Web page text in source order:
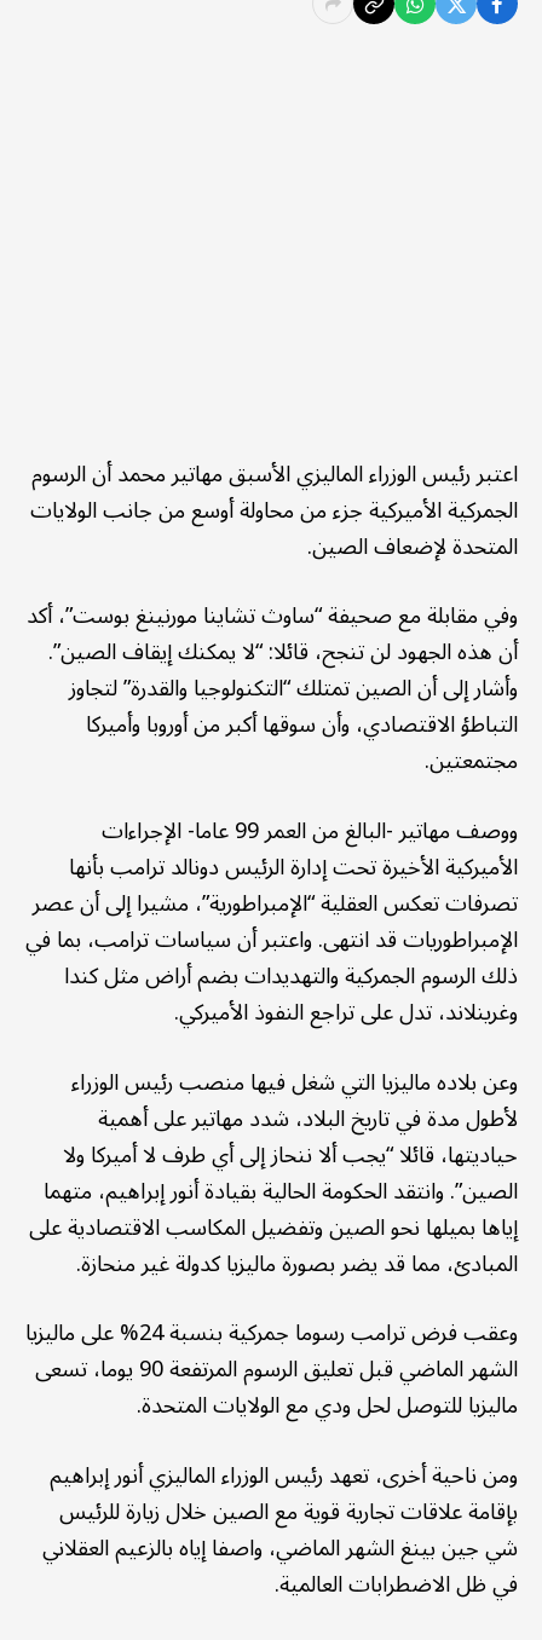
اعتبر رئيس الوزراء الماليزي الأسبق مهاتير محمد أن الرسوم
الجمركية الأميركية جزء من محاولة أوسع من جانب الولايات
المتحدة لإضعاف الصين.
وفي مقابلة مع صحيفة “ساوث تشاينا مورنينغ بوست”، أكد
أن هذه الجهود لن تنجح، قائلا: “لا يمكنك إيقاف الصين”.
وأشار إلى أن الصين تمتلك “التكنولوجيا والقدرة” لتجاوز
التباطؤ الاقتصادي، وأن سوقها أكبر من أوروبا وأميركا
مجتمعتين.
ووصف مهاتير -البالغ من العمر 99 عاما- الإجراءات
الأميركية الأخيرة تحت إدارة الرئيس دونالد ترامب بأنها
تصرفات تعكس العقلية “الإمبراطورية”، مشيرا إلى أن عصر
الإمبراطوريات قد انتهى. واعتبر أن سياسات ترامب، بما في
ذلك الرسوم الجمركية والتهديدات بضم أراض مثل كندا
وغرينلاند، تدل على تراجع النفوذ الأميركي.
وعن بلاده ماليزيا التي شغل فيها منصب رئيس الوزراء
لأطول مدة في تاريخ البلاد، شدد مهاتير على أهمية
حياديتها، قائلا “يجب ألا ننحاز إلى أي طرف لا أميركا ولا
الصين”. وانتقد الحكومة الحالية بقيادة أنور إبراهيم، متهما
إياها بميلها نحو الصين وتفضيل المكاسب الاقتصادية على
المبادئ، مما قد يضر بصورة ماليزيا كدولة غير منحازة.
وعقب فرض ترامب رسوما جمركية بنسبة 24% على ماليزيا
الشهر الماضي قبل تعليق الرسوم المرتفعة 90 يوما، تسعى
ماليزيا للتوصل لحل ودي مع الولايات المتحدة.
ومن ناحية أخرى، تعهد رئيس الوزراء الماليزي أنور إبراهيم
بإقامة علاقات تجارية قوية مع الصين خلال زيارة للرئيس
شي جين بينغ الشهر الماضي، واصفا إياه بالزعيم العقلاني
في ظل الاضطرابات العالمية.